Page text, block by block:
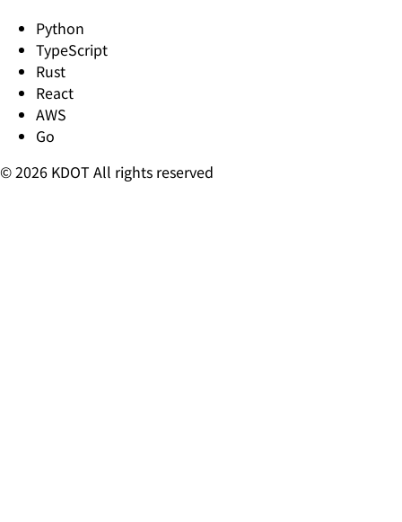
Python
TypeScript
Rust
React
AWS
Go
© 2026 KDOT All rights reserved